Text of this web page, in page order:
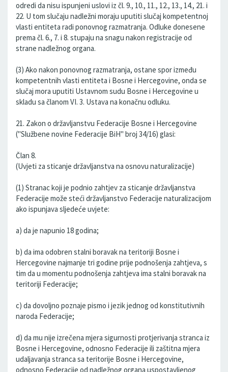
odredi da nisu ispunjeni uslovi iz čl. 9., 10., 11., 12., 13., 14., 21. i
22. U tom slučaju nadležni moraju uputiti slučaj kompetentnoj
vlasti entiteta radi ponovnog razmatranja. Odluke donesene
prema čl. 6., 7. i 8. stupaju na snagu nakon registracije od
strane nadležnog organa.
(3) Ako nakon ponovnog razmatranja, ostane spor između
kompetentnih vlasti entiteta i Bosne i Hercegovine, onda se
slučaj mora uputiti Ustavnom sudu Bosne i Hercegovine u
skladu sa članom VI. 3. Ustava na konačnu odluku.
21. Zakon o državljanstvu Federacije Bosne i Hercegovine
("Službene novine Federacije BiH" broj 34/16) glasi:
Član 8.
(Uvjeti za sticanje državljanstva na osnovu naturalizacije)
(1) Stranac koji je podnio zahtjev za sticanje državljanstva
Federacije može steći državljanstvo Federacije naturalizacijom
ako ispunjava sljedeće uvjete:
a) da je napunio 18 godina;
b) da ima odobren stalni boravak na teritoriji Bosne i
Hercegovine najmanje tri godine prije podnošenja zahtjeva, s
tim da u momentu podnošenja zahtjeva ima stalni boravak na
teritoriji Federacije;
c) da dovoljno poznaje pismo i jezik jednog od konstitutivnih
naroda Federacije;
d) da mu nije izrečena mjera sigurnosti protjerivanja stranca iz
Bosne i Hercegovine, odnosno Federacije ili zaštitna mjera
udaljavanja stranca sa teritorije Bosne i Hercegovine,
odnosno Federacije od nadležnog organa uspostavljenog